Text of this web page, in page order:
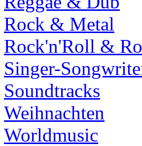
Rock & Metal
Rock'n'Roll &
Singer-
Soundtracks
Weihnachten
Worldmusic